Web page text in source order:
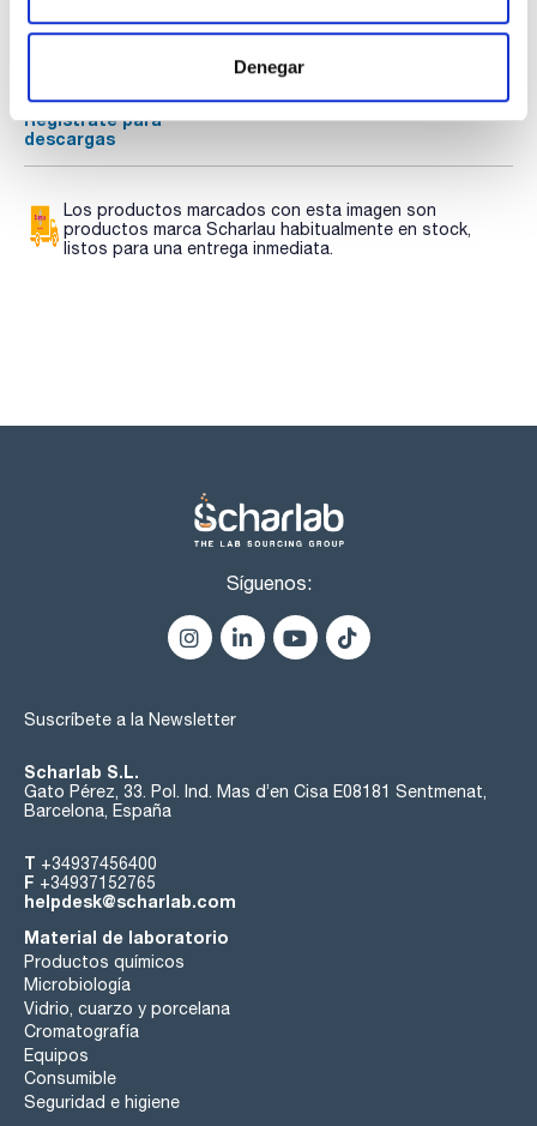
Denegar
Regístrate para
Regístrate para
descargas
Regístrate para
descargas
Los productos marcados con esta imagen son
productos marca Scharlau habitualmente en stock,
listos para una entrega inmediata.
Síguenos:
Suscríbete a la Newsletter
Scharlab S.L.
Gato Pérez, 33. Pol. Ind. Mas d’en Cisa E08181 Sentmenat,
Barcelona, España
T +34937456400
F +34937152765
helpdesk@scharlab.com
Material de laboratorio
Productos químicos
Microbiología
Vidrio, cuarzo y porcelana
Cromatografía
Equipos
Consumible
Seguridad e higiene